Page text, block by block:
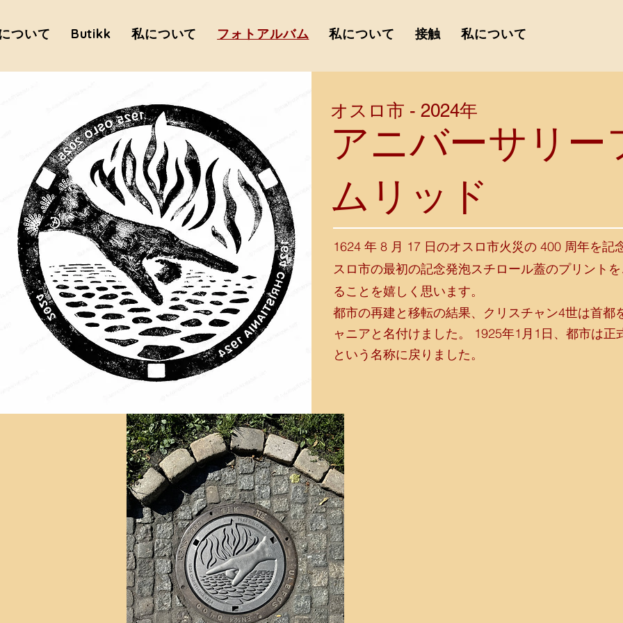
ついて Butikk 私について フォトアルバム 私について 接触 私について
オスロ市 - 2024年
アニバーサリー
ムリッド
1624 年 8 月 17 日のオスロ市火災の 400 周年を記
スロ市の最初の記念発泡スチロール蓋のプリントを
ることを嬉しく思います。
都市の再建と移転の結果、クリスチャン4世は首都
ャニアと名付けました。
1925年1月1日、都市は正
という名称に戻りました。